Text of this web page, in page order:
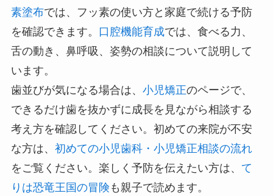
素塗布では、フッ素の使い方と家庭で続ける予防
を確認できます。
口腔機能育成では、食べる力、
舌の動き、鼻呼吸、姿勢の相談について説明して
います。
歯並びが気になる場合は、 小児矯正のページで、
できるだけ歯を抜かずに成長を見ながら相談する
考え方を確認してください。初めての来院が不安
な方は、 初めての小児歯科・小児矯正相談の流れ
をご覧ください。楽しく予防を伝えたい方は、 て
りは恐竜王国の冒険 も親子で読めます。